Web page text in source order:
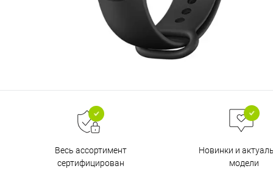
Весь ассортимент
сертифицирован
Новинки и
модели